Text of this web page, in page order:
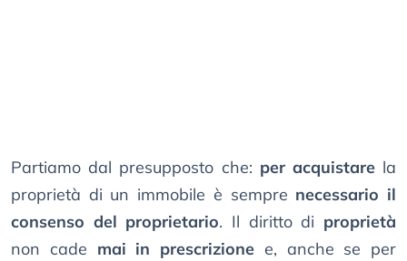
Partiamo dal presupposto che: per acquistarela
proprietà di un immobile è sempre necessario il
consenso del proprietario. Il diritto di proprietà
non cade mai in prescrizione e, anche se per